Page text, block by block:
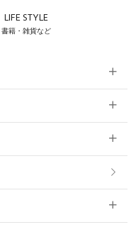
LIFE STYLE
書籍・雑貨など